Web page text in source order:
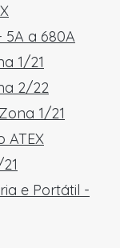
5A a 680A
1/21
2/22
1/21
ATEX
e Portátil -